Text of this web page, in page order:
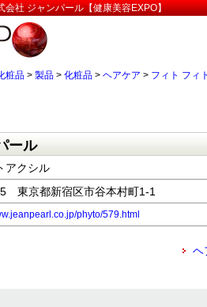
会社 ジャンパール【健康美容EXPO】
粧品 > 製品 > 化粧品 > ヘアケア > フィト フィ
ール
アクシル
東京都新宿区市谷本村町1-1
phyto/579.html
ヘ